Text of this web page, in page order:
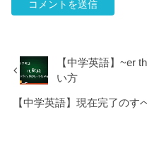
【中学英語】~er
い方
【中学英語】現在完了のす